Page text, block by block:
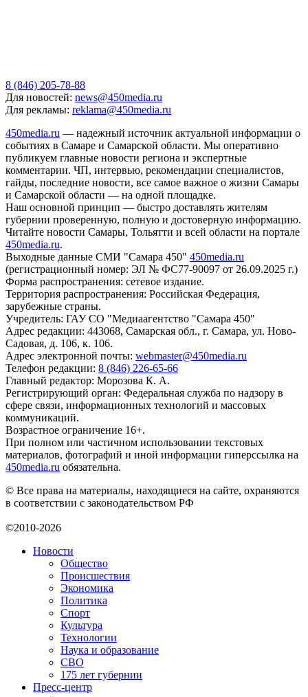
8 (846) 205-78-88
Для новостей: news@450media.ru
Для рекламы: reklama@450media.ru
450media.ru — надежный источник актуальной информации о
событиях в Самаре и Самарской области. Мы оперативно
публикуем главные новости региона и экспертные
комментарии. ЧП, интервью, рекомендации специалистов,
гайды, последние новости, все самое важное о жизни Самары
и Самарской области — на одной площадке.
Наш основной принцип — быстро доставлять жителям
губернии проверенную, полную и достоверную информацию.
Читайте новости Самары, Тольятти и всей области на портале
450media.ru.
Выходные данные СМИ "Самара 450" 450media.ru
(регистрационный номер: ЭЛ № ФС77-90097 от 26.09.2025 г.)
Форма распространения: сетевое издание.
Территория распространения: Российская Федерация,
зарубежные страны.
Учредитель: ГАУ СО "Медиаагентство "Самара 450"
Адрес редакции: 443068, Самарская обл., г. Самара, ул. Ново-
Садовая, д. 106, к. 106.
Адрес электронной почты: webmaster@450media.ru
Телефон редакции: 8 (846) 226-65-66
Главный редактор: Морозова К. А.
Регистрирующий орган: Федеральная служба по надзору в
сфере связи, информационных технологий и массовых
коммуникаций.
Возрастное ограничение 16+.
При полном или частичном использовании текстовых
материалов, фотографий и иной информации гиперссылка на
450media.ru обязательна.
© Все права на материалы, находящиеся на сайте, охраняются
в соответствии с законодательством РФ
©2010-2026
Новости
Общество
Происшествия
Экономика
Политика
Спорт
Культура
Технологии
Наука и образование
СВО
175 лет губернии
Пресс-центр